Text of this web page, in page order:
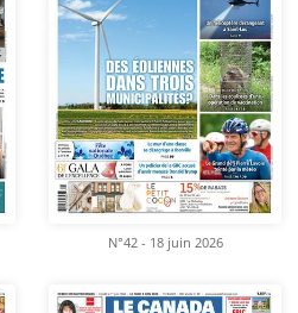
N°42 - 18 juin 2026